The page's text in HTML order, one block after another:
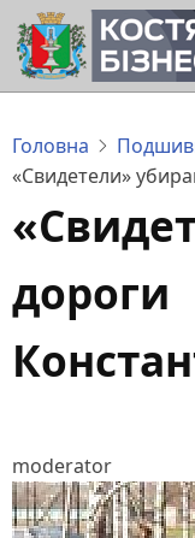
Перейти
до
основного
Головна
«Свидетели»
дороги
moderator